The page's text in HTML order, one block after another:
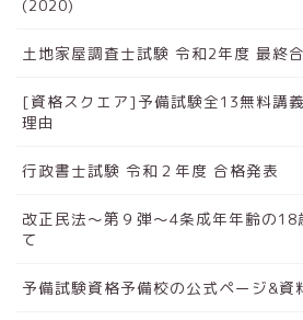
(2020)
土地家屋調査士試験 令和2年度 最終
[資格スクエア]予備試験全13無料講
理由
行政書士試験 令和２年度 合格発表
改正民法～第９弾～4条成年年齢の18
て
予備試験資格予備校の公式ページ&資